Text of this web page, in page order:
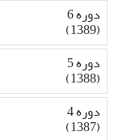
دوره 6
(1389)
دوره 5
(1388)
دوره 4
(1387)